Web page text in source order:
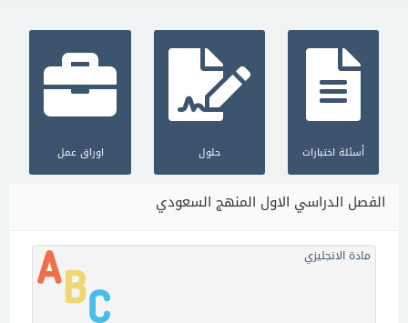
أسئلة اختبارات حلول اوراق عمل
الفصل الدراسي الاول المنهج السعودي
مادة الانجليزي